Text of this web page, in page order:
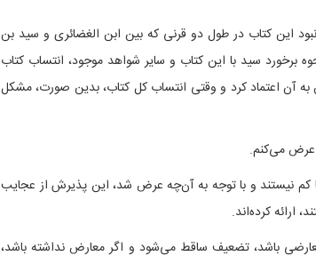
این کتاب در طول دو قرنی که بین ابن الغضائری و سید بن
برخورد سید با این کتاب و سایر شواهد موجود، انتساب کتاب
آن اعتماد کرد و وقتی انتساب کل کتاب، بدین صورت، مشکل
عرض می‌کنم.
کم نیستند و با توجه به آن‌چه عرض شد، این پذیرش از عجایب
ارائه کرده‌اند.
باشد، تضعیف ساقط می‌شود و اگر معارض نداشته باشد،